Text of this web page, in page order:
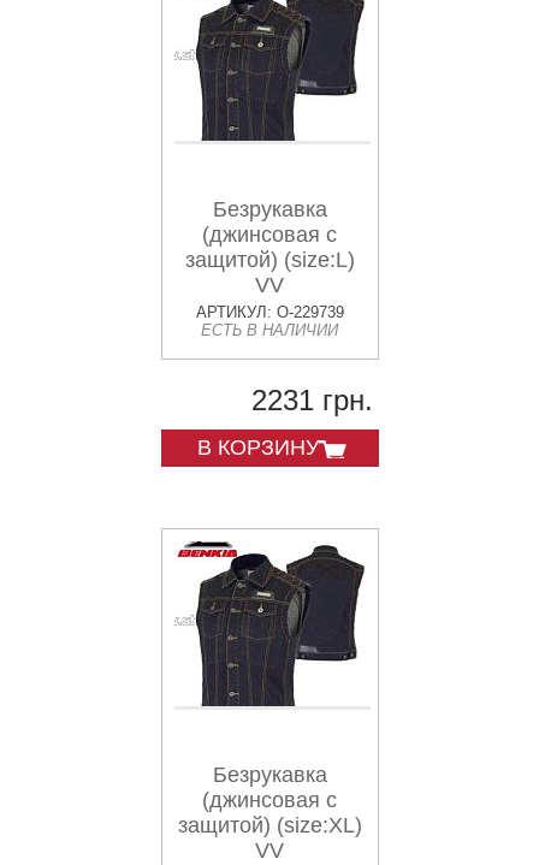
Безрукавка
(джинсовая с
защитой) (size:L)
VV
АРТИКУЛ: O-229739
ЕСТЬ В НАЛИЧИИ
2231 грн.
В КОРЗИНУ
Безрукавка
(джинсовая с
защитой) (size:XL)
VV